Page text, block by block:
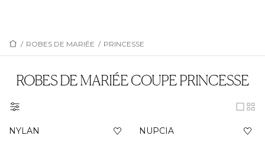
/ ROBES DE MARIÉE / PRINCESSE
ROBES DE MARIÉE COUPE PRINCESSE
NYLAN
NUPCIA